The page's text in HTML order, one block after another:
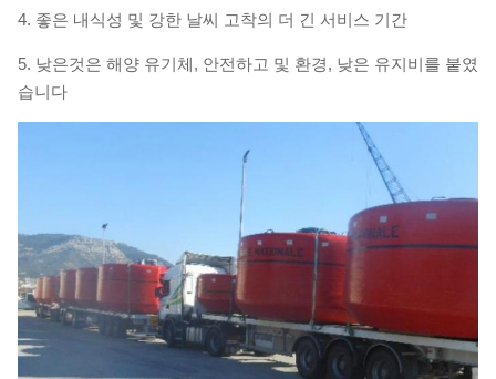
4. 좋은 내식성 및 강한 날씨 고착의 더 긴 서비스 기간
5. 낮은것은 해양 유기체, 안전하고 및 환경, 낮은 유지비를 붙였
습니다